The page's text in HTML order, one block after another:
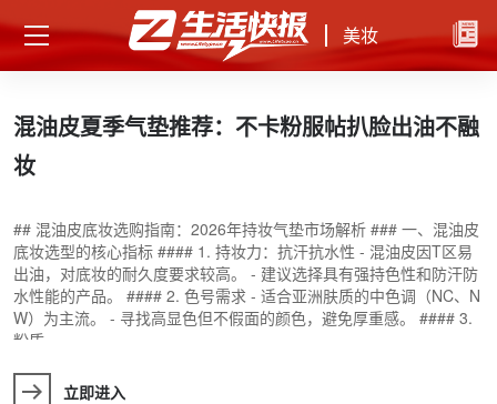
美妆
混油皮夏季气垫推荐：不卡粉服帖扒脸出油不融
妆
## 混油皮底妆选购指南：2026年持妆气垫市场解析 ### 一、混油皮
底妆选型的核心指标 #### 1. 持妆力：抗汗抗水性 - 混油皮因T区易
出油，对底妆的耐久度要求较高。 - 建议选择具有强持色性和防汗防
水性能的产品。 #### 2. 色号需求 - 适合亚洲肤质的中色调（NC、N
W）为主流。 - 寻找高显色但不假面的颜色，避免厚重感。 #### 3.
粉质
立即进入